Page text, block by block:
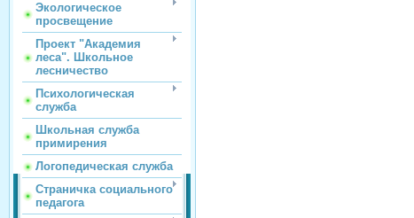
Экологическое
просвещение
Проект "Академия
леса". Школьное
лесничество
Психологическая
служба
Школьная служба
примирения
Логопедическая служба
Страничка социального
педагога